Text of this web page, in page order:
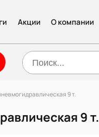
Акции О компании
9 т.
9 т.